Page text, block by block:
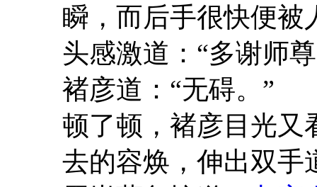
瞬，而后手很快便被
头感激道：“多谢师
褚彦道：“无碍。”
顿了顿，褚彦目光又
去的容焕，伸出双手